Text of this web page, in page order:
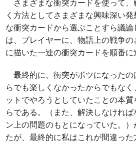
さまざまな衝突カードを使って、
く方法としてさまざまな興味深い
な衝突カードから選ぶことすら議
は、プレイヤーに、物語上の戦争
に描いた一連の衝突カードを順番に
最終的に、衝突がボツになった
らでも楽しくなかったからでもな
ットでやろうとしていたことの本
らである。（また、解決しなけれ
ン上の問題のもとになっていた。
たが、最終的に私はこれが間違っ